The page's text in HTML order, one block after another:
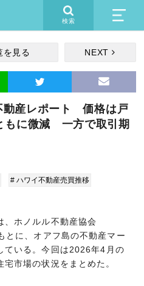
検索
を見る NEXT
動産レポート 価格は戸
もに微減 一方で取引期
# ハワイ不動産売買推移
、ホノルル不動産協会
とに、オアフ島の不動産マー
ている。今回は2026年4月の
市場の状況をまとめた。